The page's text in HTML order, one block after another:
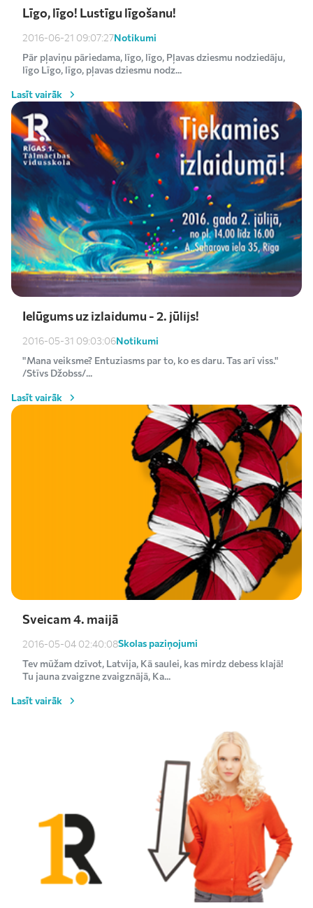
Līgo, līgo! Lustīgu līgošanu!
2016-06-21 09:07:27Notikumi
Pār pļaviņu pāriedama, līgo, līgo, Pļavas dziesmu nodziedāju,
līgo Līgo, līgo, pļavas dziesmu nodz...
Lasīt vairāk
Ielūgums uz izlaidumu - 2. jūlijs!
2016-05-31 09:03:06Notikumi
"Mana veiksme? Entuziasms par to, ko es daru. Tas arī viss."
/Stīvs Džobss/...
Lasīt vairāk
Sveicam 4. maijā
2016-05-04 02:40:08Skolas paziņojumi
Tev mūžam dzīvot, Latvija, Kā saulei, kas mirdz debess klajā!
Tu jauna zvaigzne zvaigznājā, Ka...
Lasīt vairāk